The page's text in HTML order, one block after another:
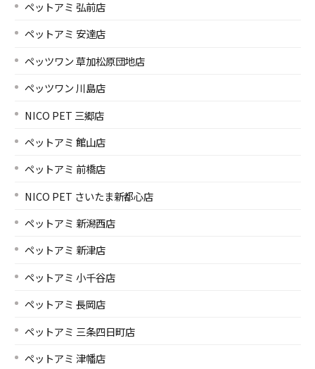
ペットアミ 弘前店
ペットアミ 安達店
ペッツワン 草加松原団地店
ペッツワン 川島店
NICO PET 三郷店
ペットアミ 館山店
ペットアミ 前橋店
NICO PET さいたま新都心店
ペットアミ 新潟西店
ペットアミ 新津店
ペットアミ 小千谷店
ペットアミ 長岡店
ペットアミ 三条四日町店
ペットアミ 津幡店